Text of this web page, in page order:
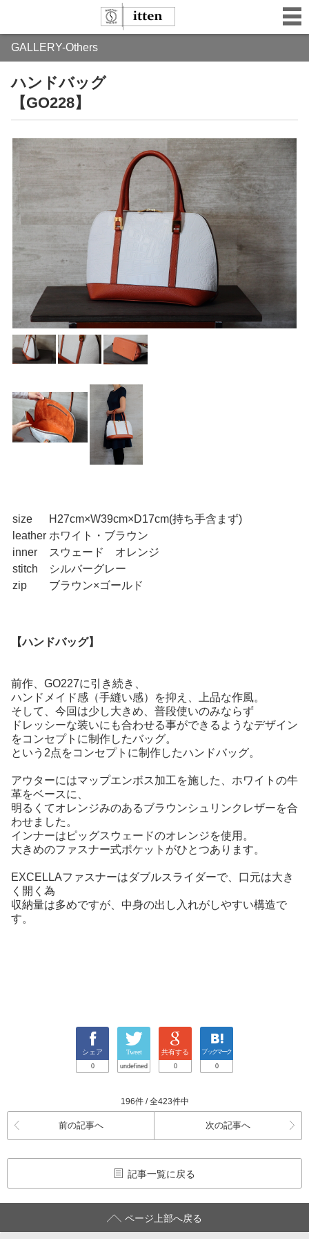
GALLERY-Others
ハンドバッグ
【GO228】
size
H27cm×W39cm×D17cm(持ち手含まず)
leather ホワイト・ブラウン
inner
スウェード オレンジ
stitch
シルバーグレー
zip
ブラウン×ゴールド
【ハンドバッグ】
前作、GO227に引き続き、
ハンドメイド感（手縫い感）を抑え、上品な作風。
そして、今回は少し大きめ、普段使いのみならず
ドレッシーな装いにも合わせる事ができるようなデザイン
をコンセプトに制作したバッグ。
という2点をコンセプトに制作したハンドバッグ。
アウターにはマップエンボス加工を施した、ホワイトの牛
革をベースに、
明るくてオレンジみのあるブラウンシュリンクレザーを合
わせました。
インナーはピッグスウェードのオレンジを使用。
大きめのファスナー式ポケットがひとつあります。
EXCELLAファスナーはダブルスライダーで、口元は大き
く開く為
収納量は多めですが、中身の出し入れがしやすい構造で
す。
シェア
0
Tweet
undefined
共有する
0
ブックマーク
0
196件 / 全423件中
前の記事へ 次の記事へ
記事一覧に戻る
ページ上部へ戻る